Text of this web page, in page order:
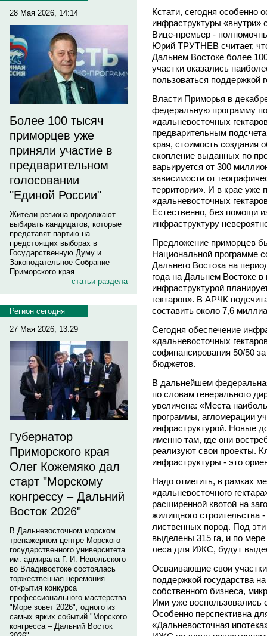
28 Мая 2026, 14:14
Более 100 тысяч
приморцев уже
приняли участие в
предварительном
голосовании
"Единой России"
Жители региона продолжают
выбирать кандидатов, которые
представят партию на
предстоящих выборах в
Государственную Думу и
Законодательное Собрание
Приморского края.
статьи раздела
Регион сегодня
27 Мая 2026, 13:29
Губернатор
Приморского края
Олег Кожемяко дал
старт "Морскому
конгрессу – Дальний
Восток 2026"
В Дальневосточном морском
тренажерном центре Морского
государственного университета
им. адмирала Г. И. Невельского
во Владивостоке состоялась
торжественная церемония
открытия конкурса
профессионального мастерства
"Море зовет 2026", одного из
самых ярких событий "Морского
конгресса – Дальний Восток
Кстати, сегодня особенно
инфраструктуры «внутри»
Вице-премьер -
Юрий ТРУТНЕВ считает,
Дальнем Востоке более
участки оказались
пользоваться поддержкой
Власти Приморья в
федеральную программу
«дальневосточных
предварительным
края, стоимость создания
скопление выданных по
варьируется от 300
зависимости от
территории». И в крае уже
«дальневосточных
Естественно, без помощи
инфраструктуру
Предложение приморцев
Национальной программе
Дальнего Востока на
года на Дальнем Востоке
инфраструктурой
гектаров». В АРЧК
составить около 7,6
Сегодня обеспечение
«дальневосточных
софинансирования 50/50
бюджетов.
В дальнейшем
по словам генерального
увеличена: «Места
программы, агломерации
инфраструктурой. Новые
именно там, где они
реализуют свои проекты.
инфраструктуры - это
Надо отметить, в рамках
«дальневосточного
расширенной квотой на
жилищного строительства
лиственных пород. Под
выделены 315 га, и по
леса для ИЖС, будут
Осваивающие свои
поддержкой государства
собственного бизнеса,
Ими уже воспользовались
Особенно перспективна
«Дальневосточная